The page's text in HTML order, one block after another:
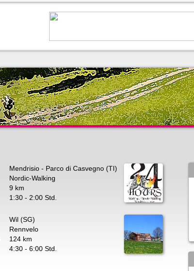
Mendrisio - Parco di Casvegno (TI)
Nordic-Walking
9 km
1:30 - 2:00 Std.
Wil (SG)
Rennvelo
124 km
4:30 - 6:00 Std.